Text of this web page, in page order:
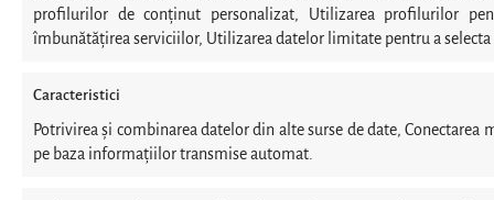
profilurilor de conținut personalizat, Utilizarea profilurilor
îmbunătățirea serviciilor, Utilizarea datelor limitate pentru a
Caracteristici
Potrivirea și combinarea datelor din alte surse de date,
pe baza informațiilor transmise automat.